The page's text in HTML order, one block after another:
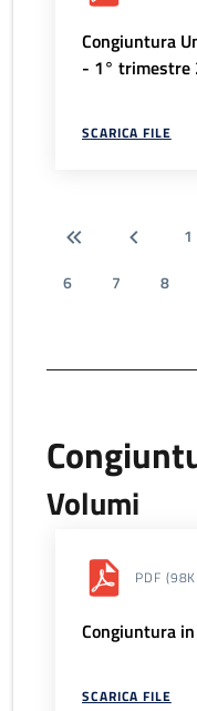
Congiuntura
- 1° trimestre
SCARICA FILE
1
6
7 8
Volumi
PDF
Congiuntura
SCARICA FILE